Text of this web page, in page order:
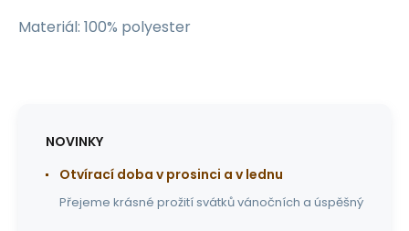
Materiál: 100% polyester
NOVINKY
Otvírací doba v prosinci a v lednu
Přejeme krásné prožití svátků vánočních a úspěšný